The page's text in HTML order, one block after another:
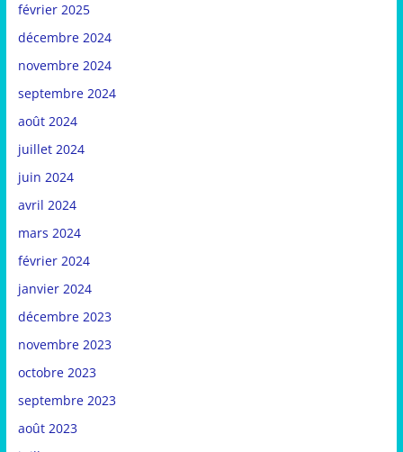
février 2025
décembre 2024
novembre 2024
septembre 2024
août 2024
juillet 2024
juin 2024
avril 2024
mars 2024
février 2024
janvier 2024
décembre 2023
novembre 2023
octobre 2023
septembre 2023
août 2023